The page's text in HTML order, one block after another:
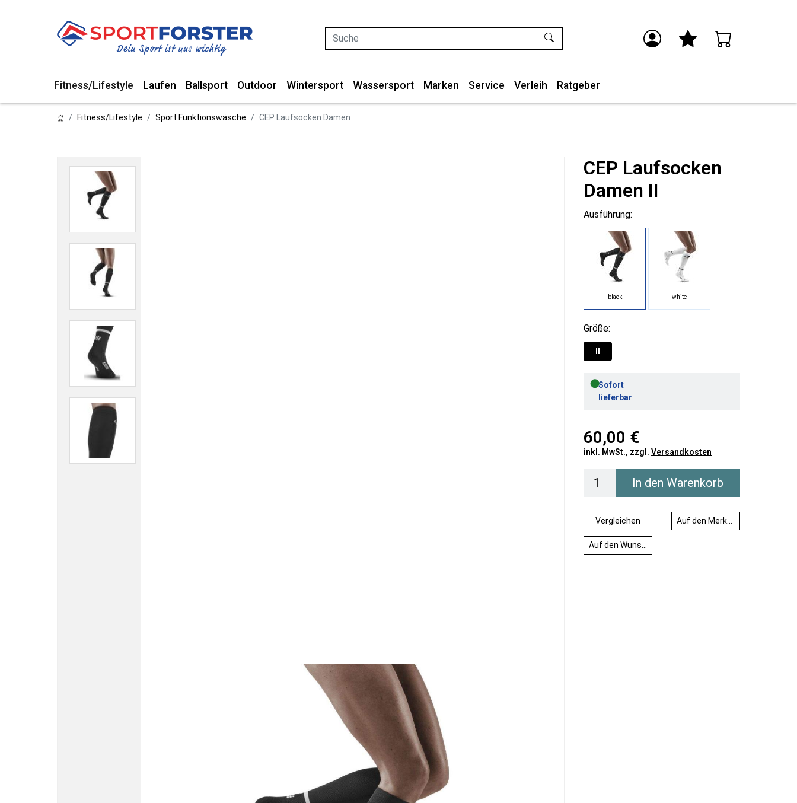
Suche
Fitness/Lifestyle Laufen Ballsport Outdoor Wintersport Wassersport Marken Service Verleih Ratgeber
Fitness/Lifestyle Sport Funktionswäsche CEP Laufsocken Damen
CEP Laufsocken
Damen II
Ausführung:
black white
Größe:
II
●Sofort
lieferbar
60,00 €
inkl. MwSt., zzgl. Versandkosten
In den Warenkorb
Vergleichen